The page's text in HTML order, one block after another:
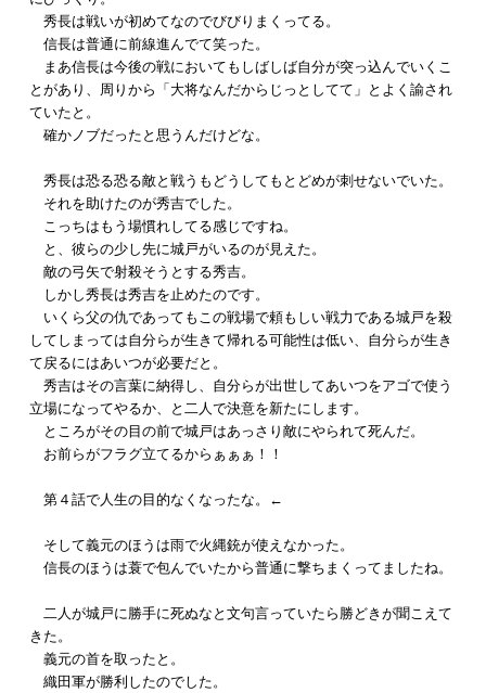
秀長は戦いが初めてなのでびびりまくってる。
信長は普通に前線進んでて笑った。
まあ信長は今後の戦においてもしばしば自分が突っ込んでいくこ
とがあり、周りから「大将なんだからじっとしてて」とよく諭され
ていたと。
確かノブだったと思うんだけどな。
秀長は恐る恐る敵と戦うもどうしてもとどめが刺せないでいた。
それを助けたのが秀吉でした。
こっちはもう場慣れしてる感じですね。
と、彼らの少し先に城戸がいるのが見えた。
敵の弓矢で射殺そうとする秀吉。
しかし秀長は秀吉を止めたのです。
いくら父の仇であってもこの戦場で頼もしい戦力である城戸を殺
してしまっては自分らが生きて帰れる可能性は低い、自分らが生き
て戻るにはあいつが必要だと。
秀吉はその言葉に納得し、自分らが出世してあいつをアゴで使う
立場になってやるか、と二人で決意を新たにします。
ところがその目の前で城戸はあっさり敵にやられて死んだ。
お前らがフラグ立てるからぁぁぁ！！
第４話で人生の目的なくなったな。←
そして義元のほうは雨で火縄銃が使えなかった。
信長のほうは蓑で包んでいたから普通に撃ちまくってましたね。
二人が城戸に勝手に死ぬなと文句言っていたら勝どきが聞こえて
きた。
義元の首を取ったと。
織田軍が勝利したのでした。